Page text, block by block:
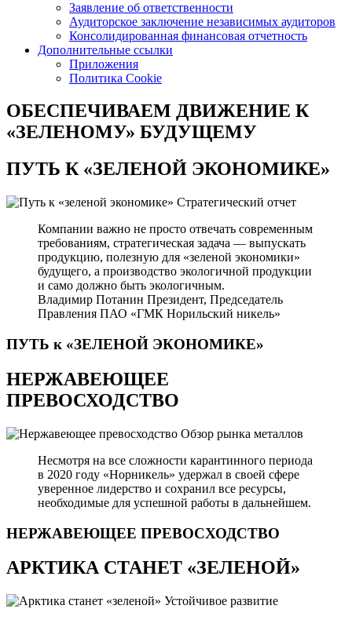
Заявление об ответственности
Аудиторское заключение независимых аудиторов
Консолидированная финансовая отчетность
Дополнительные ссылки
Приложения
Политика Cookie
ОБЕСПЕЧИВАЕМ ДВИЖЕНИЕ К
«ЗЕЛЕНОМУ» БУДУЩЕМУ
ПУТЬ К«ЗЕЛЕНОЙ ЭКОНОМИКЕ»
Стратегический отчет
Компании важно не просто отвечать современным
требованиям, стратегическая задача — выпускать
продукцию, полезную для «зеленой экономики»
будущего, а производство экологичной продукции
и само должно быть экологичным.
Владимир Потанин Президент, Председатель
Правления ПАО «ГМК Норильский никель»
ПУТЬ к «ЗЕЛЕНОЙ ЭКОНОМИКЕ»
НЕРЖАВЕЮЩЕЕ
ПРЕВОСХОДСТВО
Обзор рынка металлов
Несмотря на все сложности карантинного периода
в 2020 году «Норникель» удержал в своей сфере
уверенное лидерство и сохранил все ресурсы,
необходимые для успешной работы в дальнейшем.
НЕРЖАВЕЮЩЕЕ ПРЕВОСХОДСТВО
АРКТИКА СТАНЕТ «ЗЕЛЕНОЙ»
Устойчивое развитие